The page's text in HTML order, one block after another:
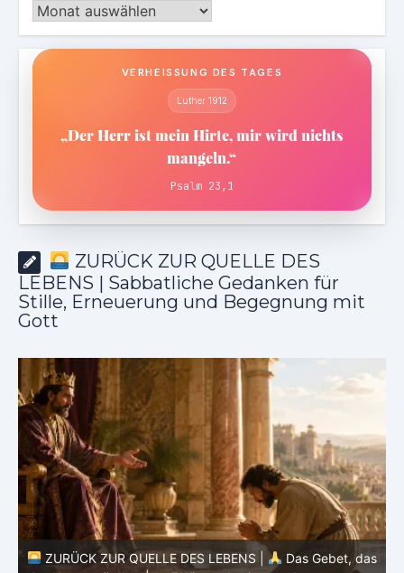
Archiv
VERHEISSUNG DES TAGES
Luther 1912
„Der Herr ist mein Hirte, mir wird nichts
mangeln.“
Psalm 23,1
ZURÜCK ZUR QUELLE DES
LEBENS | Sabbatliche Gedanken für
Stille, Erneuerung und Begegnung mit
Gott
ZUR QUELLE DES LEBENS |
Das Gebet, das